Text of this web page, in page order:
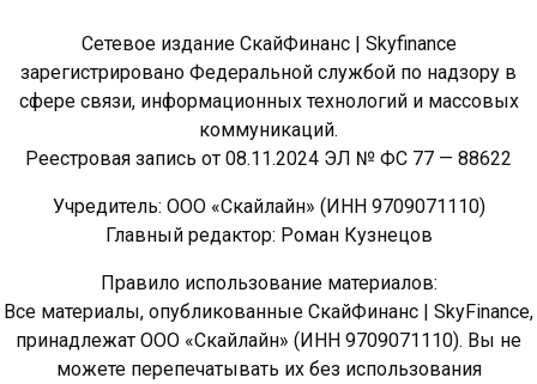
Сетевое издание СкайФинанс | Skyfinance
зарегистрировано Федеральной службой по надзору в
сфере связи, информационных технологий и массовых
коммуникаций.
Реестровая запись от 08.11.2024 ЭЛ № ФС 77 — 88622
Учредитель: ООО «Скайлайн» (ИНН 9709071110)
Главный редактор: Роман Кузнецов
Правило использование материалов:
Все материалы, опубликованные СкайФинанс | SkyFinance,
принадлежат ООО «Скайлайн» (ИНН 9709071110). Вы не
можете перепечатывать их без использования